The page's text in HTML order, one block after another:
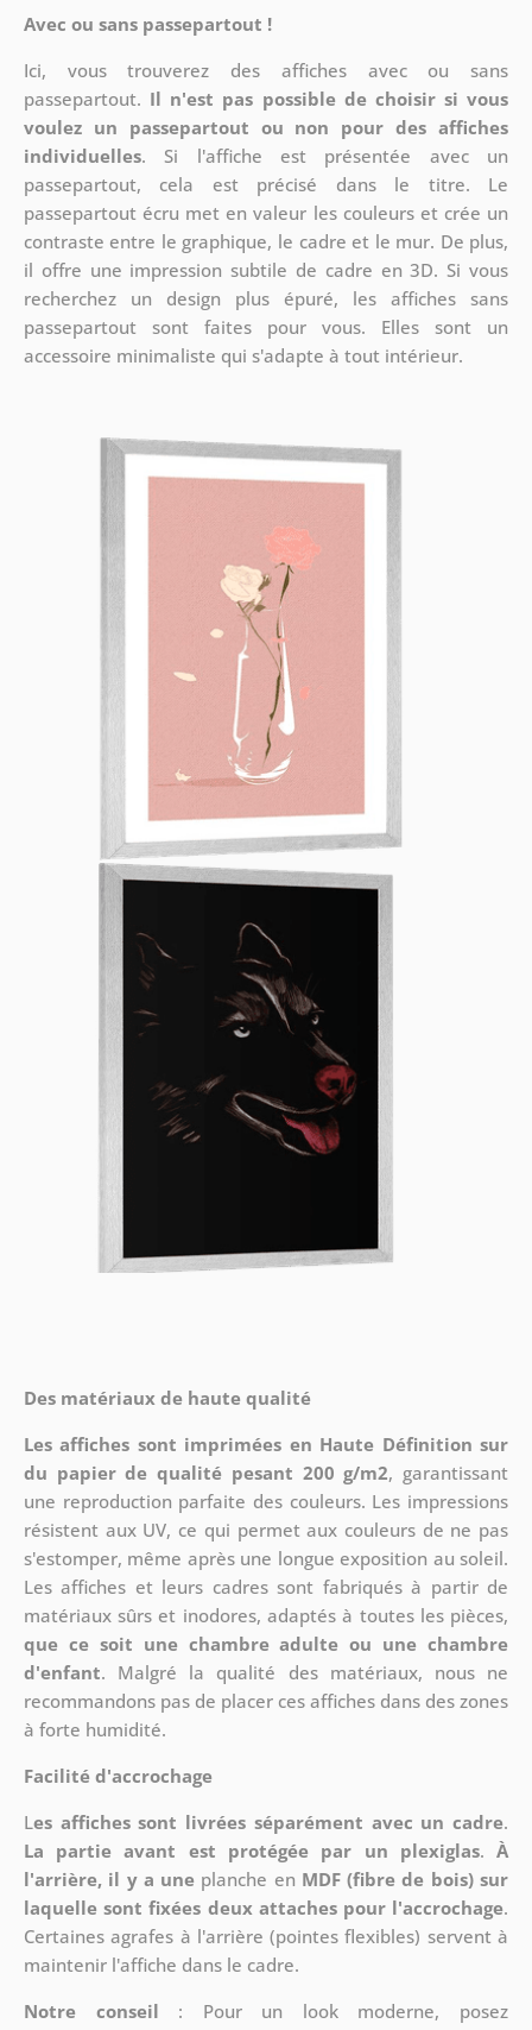
Avec ou sans passepartout !
Ici, vous trouverez des affiches avec ou sans
passepartout. Il n'est pas possible de choisir si vous
voulez un passepartout ou non pour des affiches
individuelles. Si l'affiche est présentée avec un
passepartout, cela est précisé dans le titre. Le
passepartout écru met en valeur les couleurs et crée un
contraste entre le graphique, le cadre et le mur. De plus,
il offre une impression subtile de cadre en 3D. Si vous
recherchez un design plus épuré, les affiches sans
passepartout sont faites pour vous. Elles sont un
accessoire minimaliste qui s'adapte à tout intérieur.
Des matériaux de haute qualité
Les affiches sont imprimées en Haute Définition sur
du papier de qualité pesant 200 g/m2, garantissant
une reproduction parfaite des couleurs. Les impressions
résistent aux UV, ce qui permet aux couleurs de ne pas
s'estomper, même après une longue exposition au soleil.
Les affiches et leurs cadres sont fabriqués à partir de
matériaux sûrs et inodores, adaptés à toutes les pièces,
que ce soit une chambre adulte ou une chambre
d'enfant. Malgré la qualité des matériaux, nous ne
recommandons pas de placer ces affiches dans des zones
à forte humidité.
Facilité d'accrochage
Les affiches sont livrées séparément avec un cadre.
La partie avant est protégée par un plexiglas.À
l'arrière, il y a une planche en MDF (fibre de bois) sur
laquelle sont fixées deux attaches pour l'accrochage.
Certaines agrafes à l'arrière (pointes flexibles) servent à
maintenir l'affiche dans le cadre.
Notre conseil : Pour un look moderne, posez